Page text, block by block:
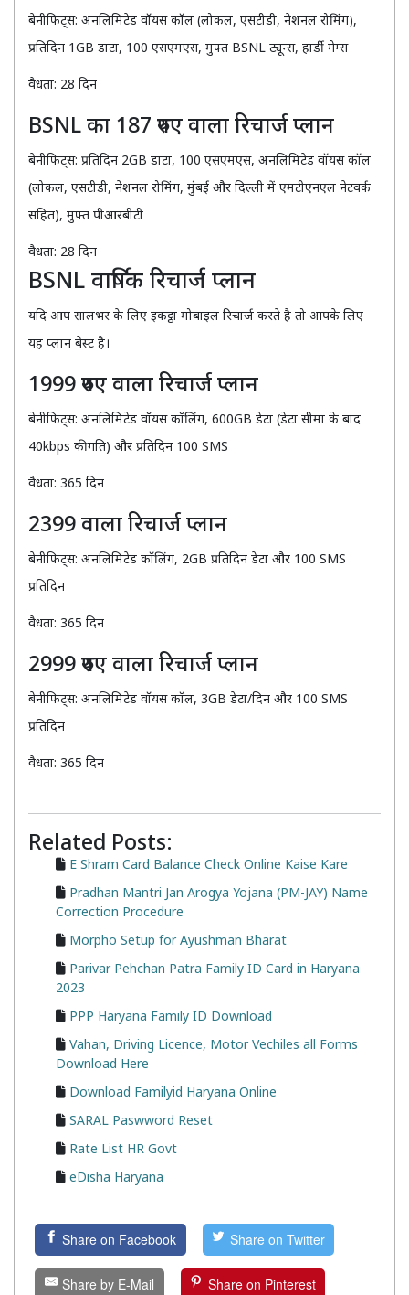
बेनीफिट्स: अनलिमिटेड वॉयस कॉल (लोकल, एसटीडी, नेशनल रोमिंग),
प्रतिदिन 1GB डाटा, 100 एसएमएस, मुफ्त BSNL ट्यून्स, हार्डी गेम्स
वैधता: 28 दिन
BSNL का 187 रुपए वाला रिचार्ज प्लान
बेनीफिट्स: प्रतिदिन 2GB डाटा, 100 एसएमएस, अनलिमिटेड वॉयस कॉल
(लोकल, एसटीडी, नेशनल रोमिंग, मुंबई और दिल्ली में एमटीएनएल नेटवर्क
सहित), मुफ्त पीआरबीटी
वैधता: 28 दिन
BSNL वार्षिक रिचार्ज प्लान
यदि आप सालभर के लिए इकट्ठा मोबाइल रिचार्ज करते है तो आपके लिए
यह प्लान बेस्ट है।
1999 रुपए वाला रिचार्ज प्लान
बेनीफिट्स: अनलिमिटेड वॉयस कॉलिंग, 600GB डेटा (डेटा सीमा के बाद
40kbps की गति) और प्रतिदिन 100 SMS
वैधता: 365 दिन
2399 वाला रिचार्ज प्लान
बेनीफिट्स: अनलिमिटेड कॉलिंग, 2GB प्रतिदिन डेटा और 100 SMS
प्रतिदिन
वैधता: 365 दिन
2999 रुपए वाला रिचार्ज प्लान
बेनीफिट्स: अनलिमिटेड वॉयस कॉल, 3GB डेटा/दिन और 100 SMS
प्रतिदिन
वैधता: 365 दिन
Related Posts:
E Shram Card Balance Check Online Kaise Kare
Pradhan Mantri Jan Arogya Yojana (PM-JAY) Name
Correction Procedure
Morpho Setup for Ayushman Bharat
Parivar Pehchan Patra Family ID Card in Haryana
2023
PPP Haryana Family ID Download
Vahan, Driving Licence, Motor Vechiles all Forms
Download Here
Download Familyid Haryana Online
SARAL Paswword Reset
Rate List HR Govt
eDisha Haryana
Share on Facebook Share on Twitter
Share by E-Mail Share on Pinterest